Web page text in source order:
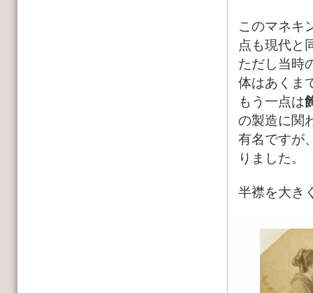
このマネキ
点も現代と
ただし当時
体はあくま
もう一点は
の製造に関
有名ですが
りました。
半襟を大き